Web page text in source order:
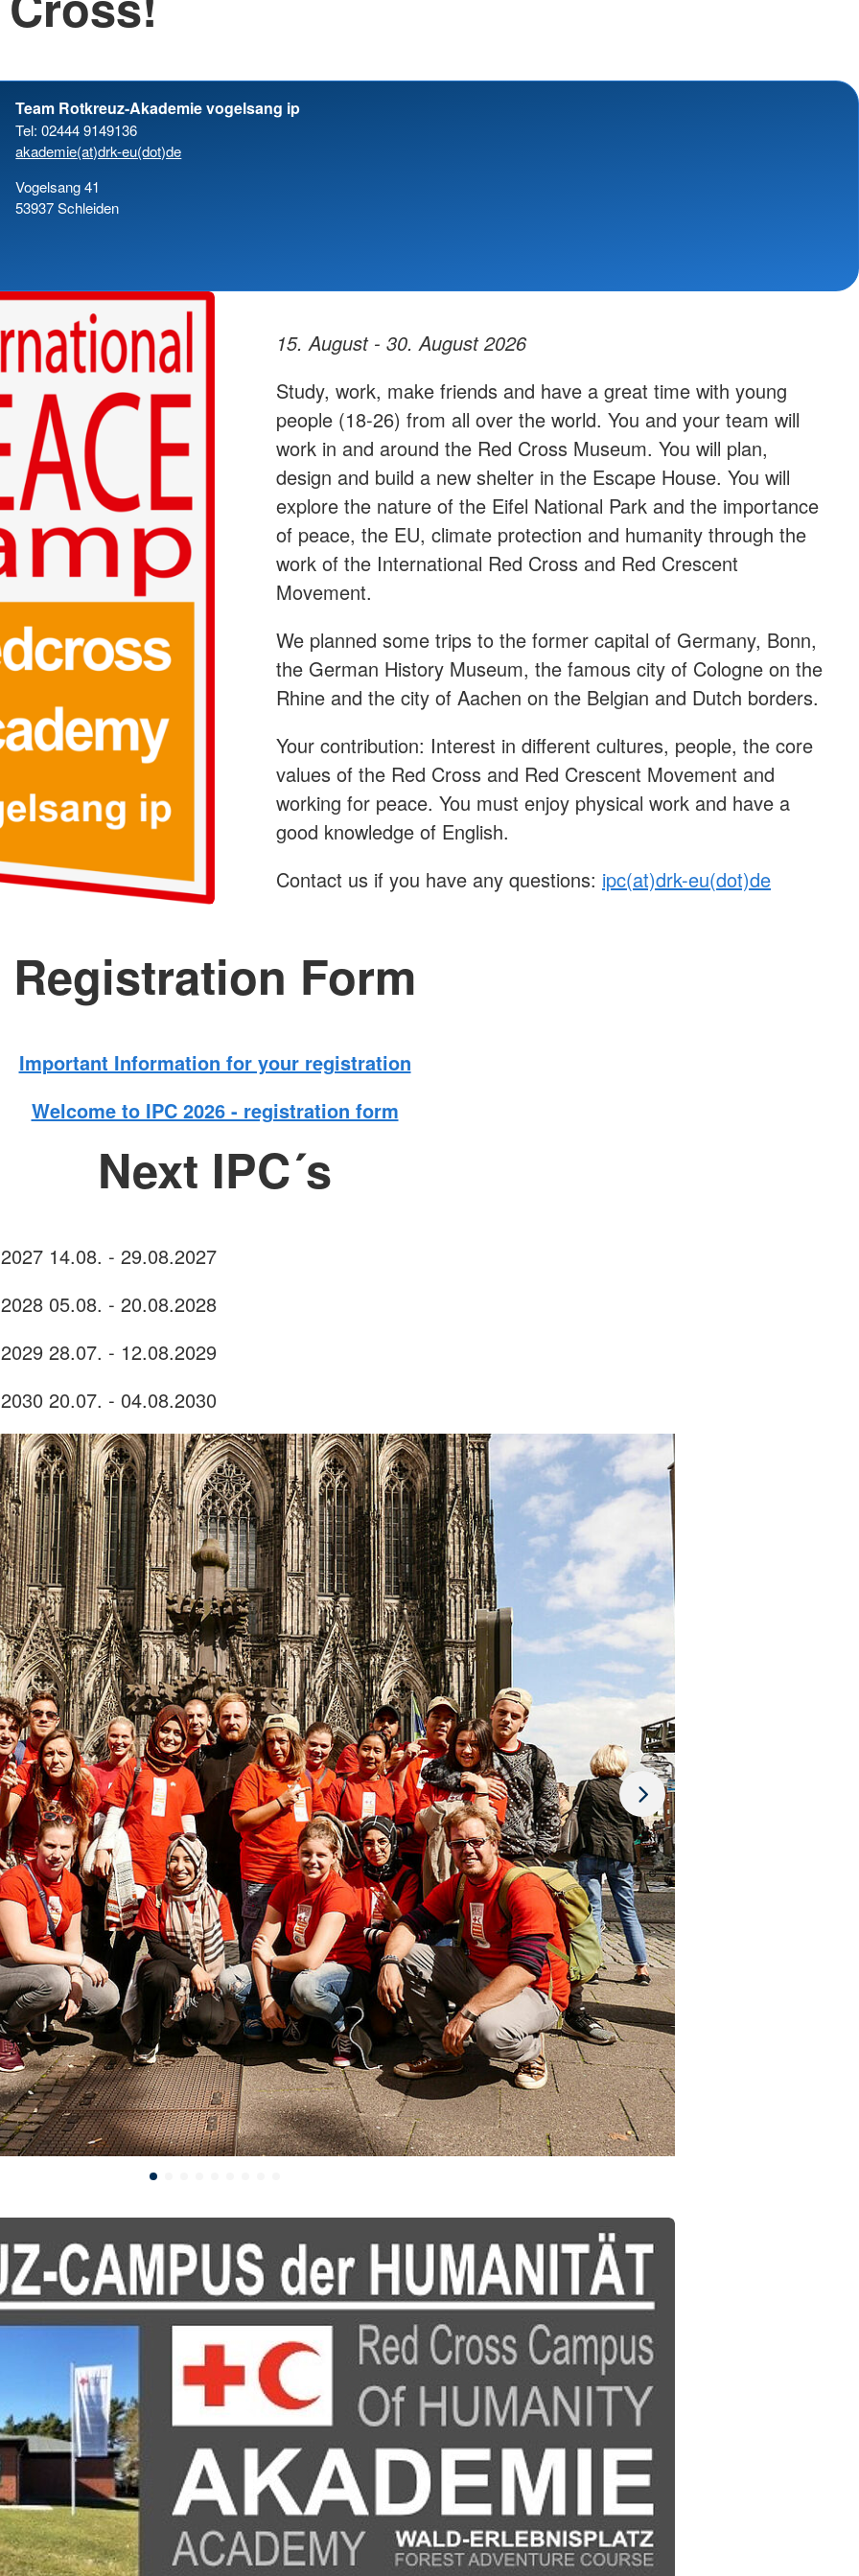
Team Rotkreuz-Akademie vogelsang ip
Tel: 02444 9149136
akademie(at)drk-eu(dot)de
Vogelsang 41
53937 Schleiden
15. August - 30. August 2026
Study, work, make friends and have a great time with young
people (18-26) from all over the world. You and your team will
work in and around the Red Cross Museum. You will plan,
design and build a new shelter in the Escape House. You will
explore the nature of the Eifel National Park and the importance
of peace, the EU, climate protection and humanity through the
work of the International Red Cross and Red Crescent
Movement.
We planned some trips to the former capital of Germany, Bonn,
the German History Museum, the famous city of Cologne on the
Rhine and the city of Aachen on the Belgian and Dutch borders.
Your contribution: Interest in different cultures, people, the core
values of the Red Cross and Red Crescent Movement and
working for peace. You must enjoy physical work and have a
good knowledge of English.
Contact us if you have any questions: ipc(at)drk-eu(dot)de
Registration Form
Important Information for your registration
Welcome to IPC 2026 - registration form
Next IPC´s
14.08. - 29.08.2027
05.08. - 20.08.2028
28.07. - 12.08.2029
20.07. - 04.08.2030